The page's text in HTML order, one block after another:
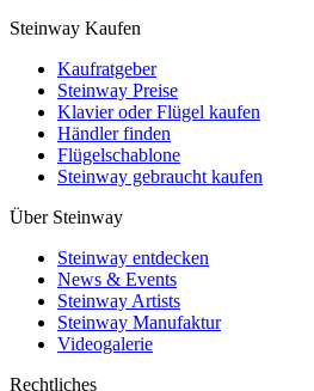
Steinway Kaufen
Kaufratgeber
Steinway Preise
Klavier oder Flügel kaufen
Händler finden
Flügelschablone
Steinway gebraucht kaufen
Über Steinway
Steinway entdecken
News & Events
Steinway Artists
Steinway Manufaktur
Videogalerie
Rechtliches